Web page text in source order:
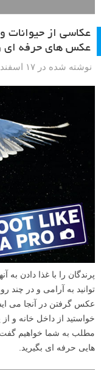
عکاسی از حیوانات
عکس های حرفه ای
نوشته شده در ۱۷ اسفند ۱۳۹۲
پرندگان را با غذا دادن به
توانید به آرامی و در چند
عکس گرفتن در آنجا می
خواستید از داخل خانه و
مطلب به شما خواهیم گفت
هایی حرفه ای بگیرید.